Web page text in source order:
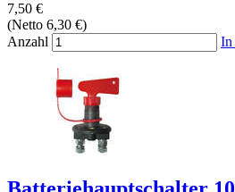
7,50 €
(Netto 6,30 €)
Anzahl
In